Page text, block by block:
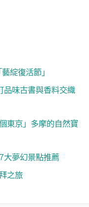
綻復活節」
品味古書與香料交織
東京」多摩的自然寶
大夢幻景點推薦
之旅